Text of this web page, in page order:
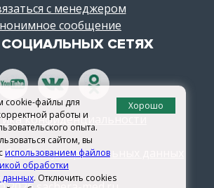
с менеджером
сообщение
СЕТЯХ
конфиденциальности
обработку персональных данных
cookie-файлы для
работы и
опыта.
сайтом, вы
использованием файлов
обработки
данных. Отключить cookies
Хорошо